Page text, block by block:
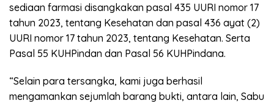
sediaan farmasi disangkakan pasal 435 UURI nomor 17
tahun 2023, tentang Kesehatan dan pasal 436 ayat (2)
UURI nomor 17 tahun 2023, tentang Kesehatan. Serta
Pasal 55 KUHPindan dan Pasal 56 KUHPindana.
“Selain para tersangka, kami juga berhasil
mengamankan sejumlah barang bukti, antara lain, Sabu